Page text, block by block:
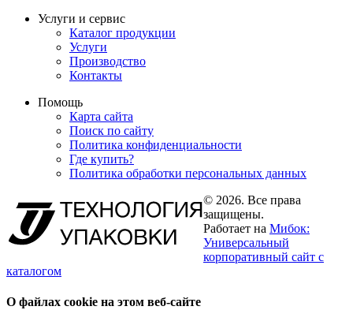
Услуги и сервис
Каталог продукции
Услуги
Производство
Контакты
Помощь
Карта сайта
Поиск по сайту
Политика конфиденциальности
Где купить?
Политика обработки персональных данных
© 2026. Все права
защищены.
Работает на Мибок:
Универсальный
корпоративный сайт с
каталогом
О файлах cookie на этом веб-сайте